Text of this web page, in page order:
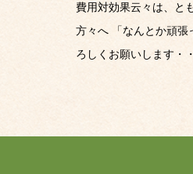
費用対効果云々は、と
方々へ 「なんとか頑張
ろしくお願いします・